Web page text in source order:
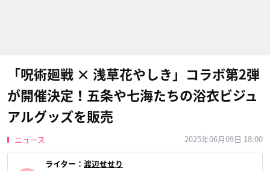
「呪術廻戦 × 浅草花やしき」コラボ第2弾
が開催決定！五条や七海たちの浴衣ビジュ
アルグッズを販売
ニュース 2025年06月09日 18:00
ライター： 渡辺せせり